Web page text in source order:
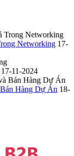
Networking 17-
17-11-2024
Hàng Dự Án 18-